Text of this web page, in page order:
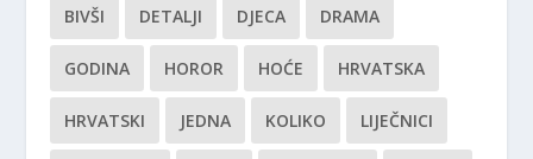
BIVŠI DETALJI DJECA DRAMA
GODINA HOROR HOĆE HRVATSKA
HRVATSKI JEDNA KOLIKO LIJEČNICI